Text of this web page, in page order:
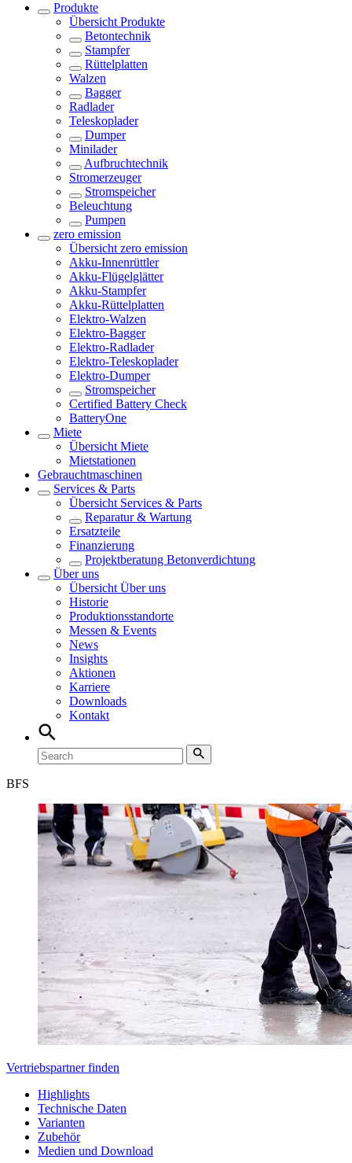
Produkte
Übersicht Produkte
Betontechnik
Stampfer
Rüttelplatten
Walzen
Bagger
Radlader
Teleskoplader
Dumper
Minilader
Aufbruchtechnik
Stromerzeuger
Stromspeicher
Beleuchtung
Pumpen
zero emission
Übersicht zero emission
Akku-Innenrüttler
Akku-Flügelglätter
Akku-Stampfer
Akku-Rüttelplatten
Elektro-Walzen
Elektro-Bagger
Elektro-Radlader
Elektro-Teleskoplader
Elektro-Dumper
Stromspeicher
Certified Battery Check
BatteryOne
Miete
Übersicht Miete
Mietstationen
Gebrauchtmaschinen
Services & Parts
Übersicht Services & Parts
Reparatur & Wartung
Ersatzteile
Finanzierung
Projektberatung Betonverdichtung
Über uns
Übersicht Über uns
Historie
Produktionsstandorte
Messen & Events
News
Insights
Aktionen
Karriere
Downloads
Kontakt
BFS
Vertriebspartner finden
Highlights
Technische Daten
Varianten
Zubehör
Medien und Download